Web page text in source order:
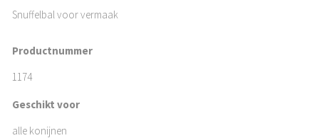
Snuffelbal voor vermaak
Productnummer
1174
Geschikt voor
alle konijnen